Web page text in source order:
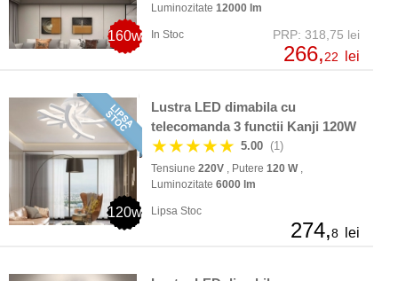
160w
Luminozitate 12000 lm
In Stoc PRP: 318,75 lei
266,22 lei
120w
Lustra LED dimabila cu
telecomanda 3 functii Kanji 120W
★★★★★ 5.00 (1)
Tensiune 220V , Putere 120 W,
Luminozitate 6000 lm
Lipsa Stoc
274,8 lei